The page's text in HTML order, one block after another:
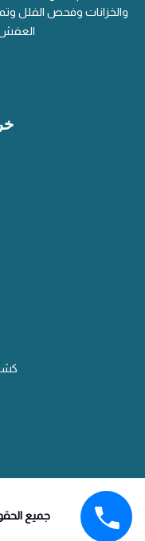
والخزانات وفحص الفلل
العفش
جميع